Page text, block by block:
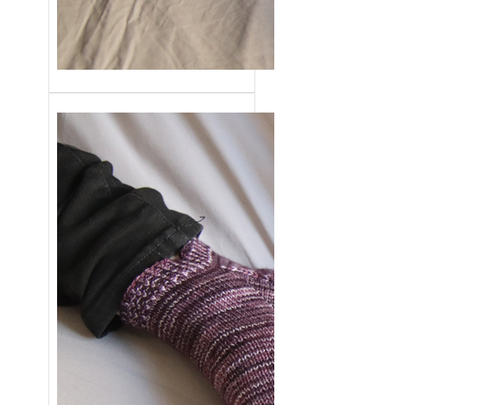
{Tricot} Le défi 2026
: Je tricote mes
socquettes
C’est la 4ème année